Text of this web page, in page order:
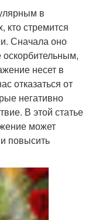
в
кто стремится
Сначала оно
несет в
отказаться от
негативно
В этой статье
может
повысить